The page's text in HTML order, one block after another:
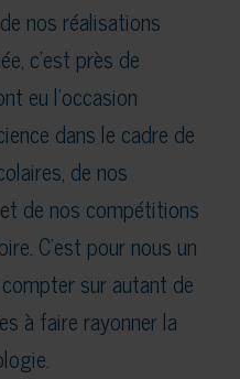
nos réalisations
c’est près de
eu l’occasion
dans le cadre de
de nos
de nos compétitions
C’est pour nous un
sur autant de
à faire rayonner la